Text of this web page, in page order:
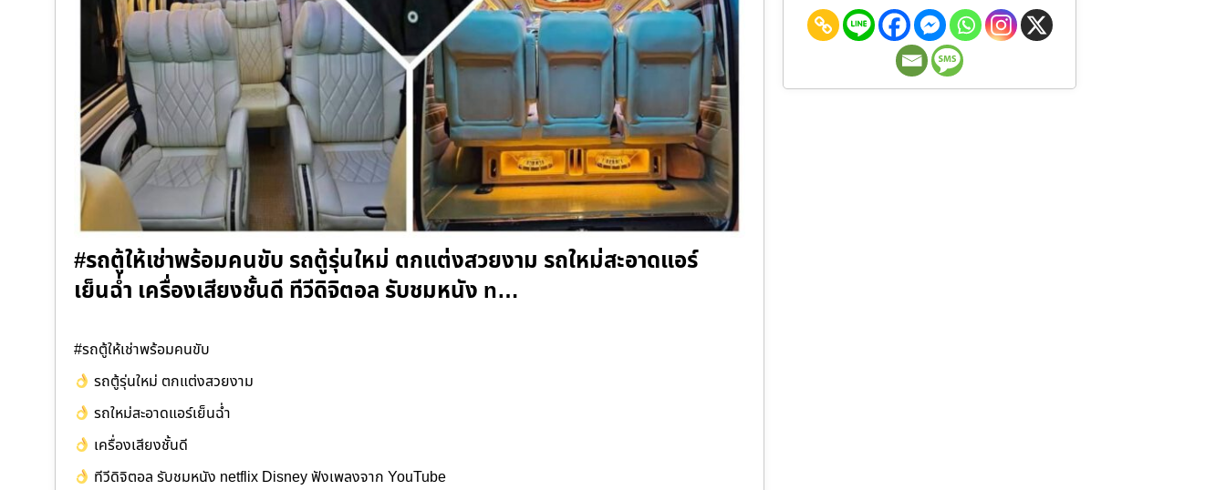
#รถตู้ให้เช่าพร้อมคนขับ รถตู้รุ่นใหม่ ตกแต่งสวยงาม รถใหม่สะอาดแอร์
เย็นฉ่ำ เครื่องเสียงชั้นดี ทีวีดิจิตอล รับชมหนัง n…
#รถตู้ให้เช่าพร้อมคนขับ
รถตู้รุ่นใหม่ ตกแต่งสวยงาม
รถใหม่สะอาดแอร์เย็นฉ่ำ
เครื่องเสียงชั้นดี
ทีวีดิจิตอล รับชมหนัง netflix Disney ฟังเพลงจาก YouTube